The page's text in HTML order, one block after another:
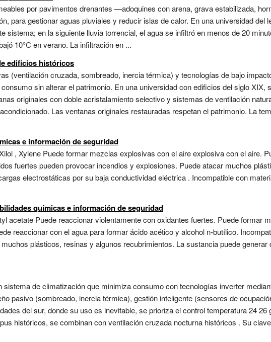
por pavimentos drenantes —adoquines con arena, grava estabilizada,
para gestionar aguas pluviales y reducir islas de calor. En una universidad del
sistema; en la siguiente lluvia torrencial, el agua se infiltró en menos de 20
10°C en verano. La infiltración en ...
edificios históricos
(ventilación cruzada, sombreado, inercia térmica) y tecnologías de bajo
sin alterar el patrimonio. En una universidad con edificios del siglo XIX,
originales con doble acristalamiento selectivo y sistemas de ventilación
Las ventanas originales restauradas respetan el patrimonio. La
e información de seguridad
, Xylene Puede formar mezclas explosivas con el aire explosiva con el aire.
fuertes pueden provocar incendios y explosiones. Puede atacar muchos
electrostáticas por su baja conductividad eléctrica . Incompatible con
químicas e información de seguridad
acetate Puede reaccionar violentamente con oxidantes fuertes. Puede formar
reaccionar con el agua para formar ácido acético y alcohol n-butílico.
plásticos, resinas y algunos recubrimientos. La sustancia puede
sistema de climatización que minimiza consumo con tecnologías inverter
pasivo (sombreado, inercia térmica), gestión inteligente (sensores de
del sur, donde su uso es inevitable, se prioriza el control temperatura 24
históricos, se combinan con ventilación cruzada nocturna históricos . Su